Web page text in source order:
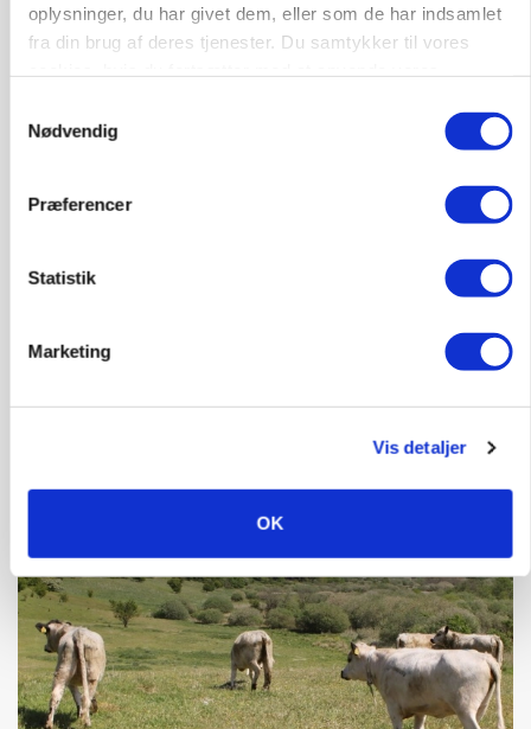
oplysninger, du har givet dem, eller som de har indsamlet
fra din brug af deres tjenester. Du samtykker til vores
Nødvendig
Præferencer
Statistik
Marketing
Vis detaljer
OK
POLITIK
»Nu stopper I«: Landbrugsdebattør og